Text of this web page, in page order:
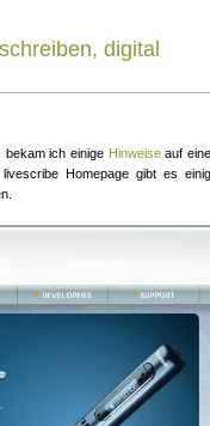
digital
bekam ich einige Hinweiseauf
livescribe Homepage gibt es